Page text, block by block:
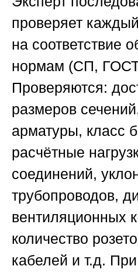
проверяет
на соответствие
нормам (СП,
Проверяются:
размеров
арматуры, класс
расчётные
соединений,
трубопроводов,
вентиляционных
количество
кабелей и т.д.